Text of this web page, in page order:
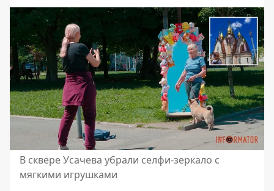
В сквере Усачева убрали селфи-зеркало с
мягкими игрушками